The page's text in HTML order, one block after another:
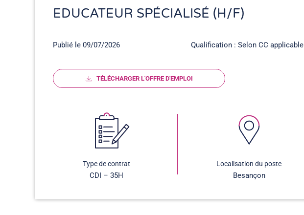
EDUCATEUR SPÉCIALISÉ (H/F)
Publié le 09/07/2026 Qualification : Selon CC applicable
TÉLÉCHARGER L'OFFRE D'EMPLOI
Type de contrat
CDI – 35H
Localisation du poste
Besançon